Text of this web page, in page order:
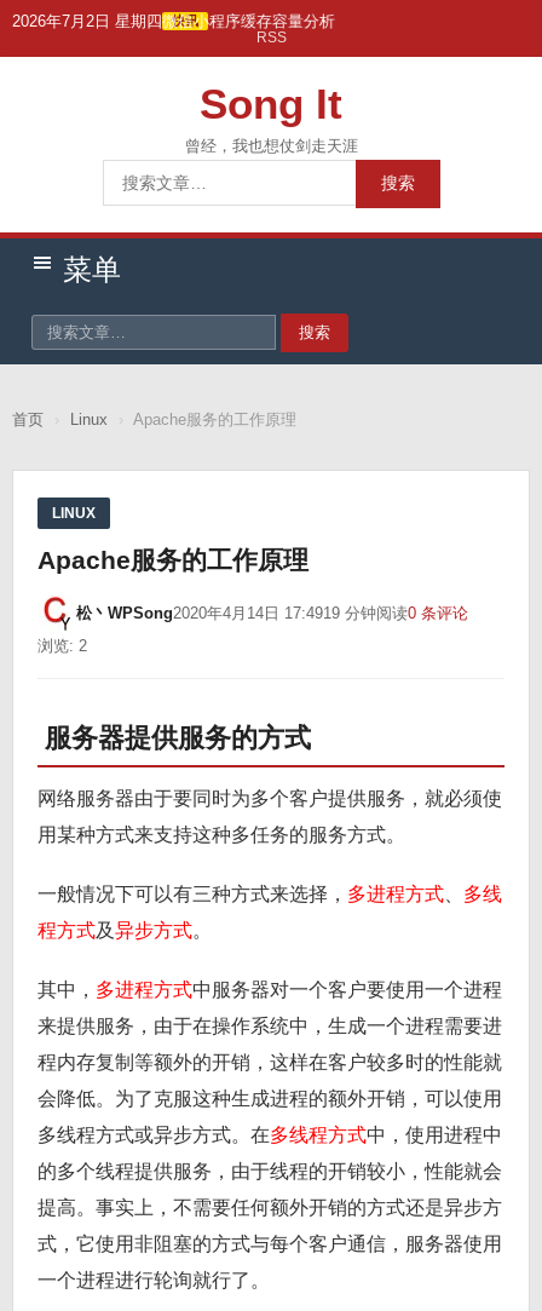
跳2026年7月2日 星期四 快讯
微信小程序缓存容量分析
RSS
Song It
曾经，我也想仗剑走天涯
索：
搜索
菜单
搜索
首页 › Linux › Apache服务的工作原理
LINUX
Apache服务的工作原理
松丶WPSong2020年4月14日 17:4919 分钟阅读0 条评论
浏览: 2
服务器提供服务的方式
网络服务器由于要同时为多个客户提供服务，就必须使
用某种方式来支持这种多任务的服务方式。
一般情况下可以有三种方式来选择， 多进程方式
多线
程方式及异步方式。
其中， 多进程方式中服务器对一个客户要使用一个进程
来提供服务，由于在操作系统中，生成一个进程需要进
程内存复制等额外的开销，这样在客户较多时的性能就
会降低。为了克服这种生成进程的额外开销，可以使用
多线程方式或异步方式。在多线程方式中，使用进程中
的多个线程提供服务，由于线程的开销较小，性能就会
提高。事实上，不需要任何额外开销的方式还是异步方
式，它使用非阻塞的方式与每个客户通信，服务器使用
一个进程进行轮询就行了。